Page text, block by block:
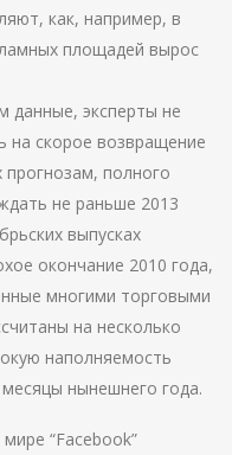
как, например, в
площадей вырос
эксперты не
на скорое возвращение
полного
не раньше 2013
выпусках
окончание 2010 года,
многими торговыми
на несколько
наполняемость
нынешнего года.
“Facebook”